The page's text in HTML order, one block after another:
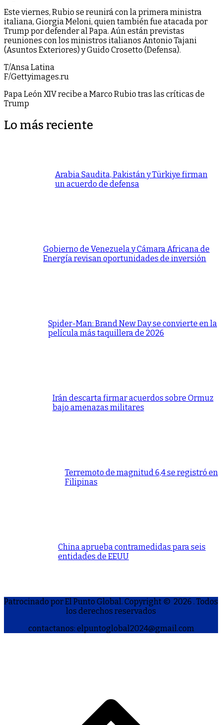
Este viernes, Rubio se reunirá con la primera ministra
italiana, Giorgia Meloni, quien también fue atacada por
Trump por defender al Papa. Aún están previstas
reuniones con los ministros italianos Antonio Tajani
(Asuntos Exteriores) y Guido Crosetto (Defensa).
T/Ansa Latina
F/Gettyimages.ru
Papa León XIV recibe a Marco Rubio tras las críticas de
Trump
Lo más reciente
Arabia Saudita, Pakistán y Türkiye firman
un acuerdo de defensa
Gobierno de Venezuela y Cámara Africana de
Energía revisan oportunidades de inversión
Spider-Man: Brand New Day se convierte en la
película más taquillera de 2026
Irán descarta firmar acuerdos sobre Ormuz
bajo amenazas militares
Terremoto de magnitud 6,4 se registró en
Filipinas
China aprueba contramedidas para seis
entidades de EEUU
Patrocinado por El Punto Global. Copyright © 2026 . Todos
los derechos reservados
contactanos: elpuntoglobal2024@gmail.com